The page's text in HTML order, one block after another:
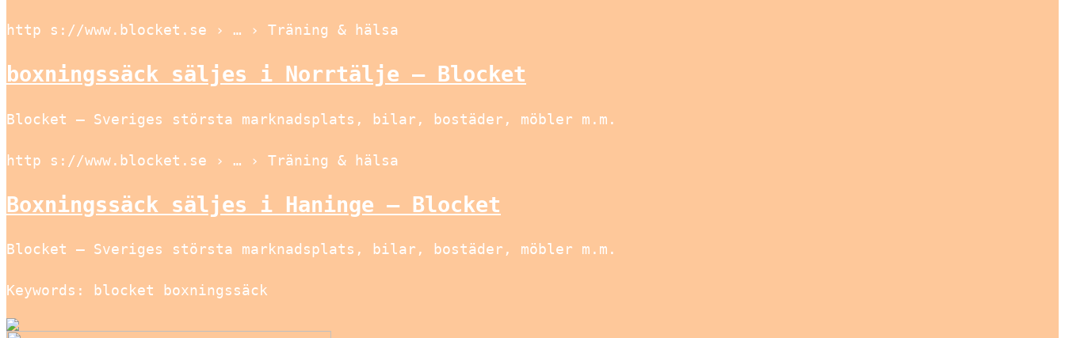
http s://www.blocket.se › … › Träning & hälsa
boxningssäck säljes i Norrtälje – Blocket
Blocket – Sveriges största marknadsplats, bilar, bostäder, möbler m.m.
http s://www.blocket.se › … › Träning & hälsa
Boxningssäck säljes i Haninge – Blocket
Blocket – Sveriges största marknadsplats, bilar, bostäder, möbler m.m.
Keywords: blocket boxningssäck